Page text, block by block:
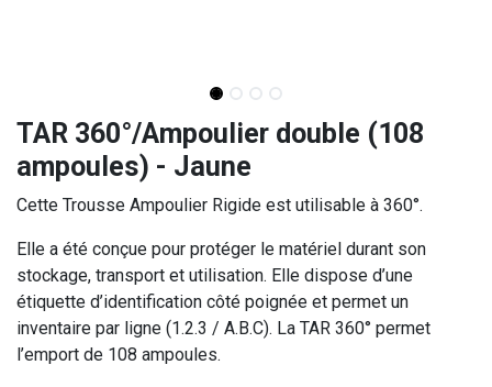
TAR 360°/Ampoulier double (108
ampoules) - Jaune
Cette Trousse Ampoulier Rigide est utilisable à 360°.
Elle a été conçue pour protéger le matériel durant son
stockage, transport et utilisation. Elle dispose d’une
étiquette d’identification côté poignée et permet un
inventaire par ligne (1.2.3 / A.B.C). La TAR 360° permet
l’emport de 108 ampoules.